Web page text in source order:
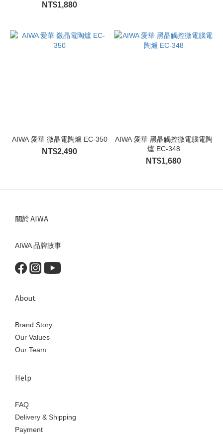
NT$1,880
AIWA 愛華 微晶電陶爐 EC-350
NT$2,490
AIWA 愛華 黑晶觸控微電腦電陶
爐 EC-348
NT$1,680
關於 AIWA
AIWA 品牌故事
About
Brand Story
Our Values
Our Team
Help
FAQ
Delivery & Shipping
Payment